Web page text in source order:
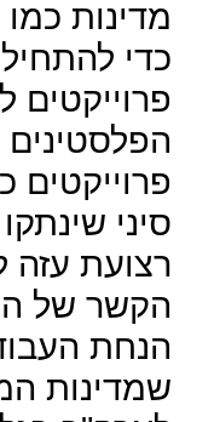
מדינות כמו
כדי
פרוייקטים
הפלסטינים
פרוייקטים
סיני
רצועת עזה
הקשר של
הנחת
שמדינות